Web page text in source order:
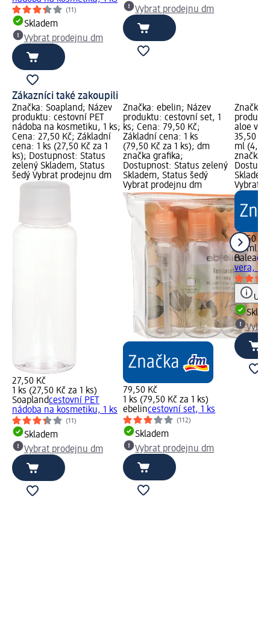
(11)
Skladem
Vybrat prodejnu dm
Vybrat prodejnu dm
Zákazníci také zakoupili
Značka: Soapland; Název
produktu: cestovní PET
nádoba na kosmetiku, 1 ks;
Cena: 27,50 Kč; Základní
cena: 1 ks (27,50 Kč za 1
ks); Dostupnost: Status
zelený Skladem, Status
šedý Vybrat prodejnu dm
27,50 Kč
1 ks (27,50 Kč za 1 ks)
Soaplandcestovní PET
nádoba na kosmetiku, 1 ks
(11)
Skladem
Vybrat prodejnu dm
Značka: ebelin; Název
produktu: cestovní set, 1
ks; Cena: 79,50 Kč;
Základní cena: 1 ks
(79,50 Kč za 1 ks); dm
značka grafika;
Dostupnost: Status zelený
Skladem, Status šedý
Vybrat prodejnu dm
79,50 Kč
1 ks (79,50 Kč za 1 ks)
ebelincestovní set, 1 ks
(112)
Skladem
Vybrat prodejnu dm
Značka:
aloe
35,50
ml (4,73
značka
Vybrat
35,50 Kč
75 ml
Balea
vera, 75